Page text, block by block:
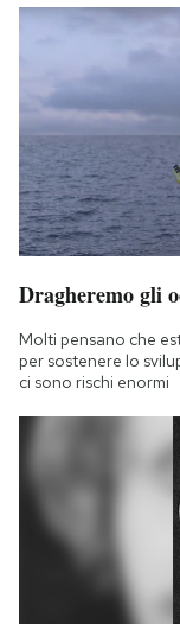
Dragheremo gli
Molti pensano che
per sostenere lo
ci sono rischi enormi